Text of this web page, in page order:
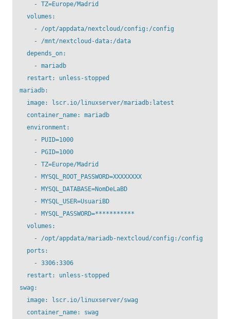
      - TZ=Europe/Madrid
    volumes:
      - /opt/appdata/nextcloud/config:/config
      - /mnt/nextcloud-data:/data
    depends_on:
      - mariadb
    restart: unless-stopped
  mariadb:
    image: lscr.io/linuxserver/mariadb:latest
    container_name: mariadb
    environment:
      - PUID=1000
      - PGID=1000
      - TZ=Europe/Madrid
      - MYSQL_ROOT_PASSWORD=XXXXXXXX
      - MYSQL_DATABASE=NomDeLaBD
      - MYSQL_USER=UsuariBD
      - MYSQL_PASSWORD=***********
    volumes:
      - /opt/appdata/mariadb-nextcloud/config:/config
    ports:
      - 3306:3306
    restart: unless-stopped
  swag:
    image: lscr.io/linuxserver/swag
    container_name: swag